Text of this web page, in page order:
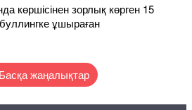
көршісінен зорлық көрген 15
ұшыраған
Басқа жаңалықтар